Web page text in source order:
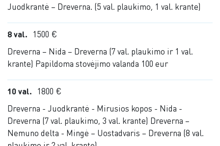
Juodkrantė – Dreverna. (5 val. plaukimo, 1 val. krante)
8 val. 1500 €
Dreverna – Nida – Dreverna (7 val. plaukimo ir 1 val.
krante) Papildoma stovėjimo valanda 100 eur
10 val. 1800 €
Dreverna - Juodkrantė - Mirusios kopos - Nida -
Dreverna (7 val. plaukimo, 3 val. krante) Dreverna –
Nemuno delta - Mingė – Uostadvaris – Dreverna (8 val.